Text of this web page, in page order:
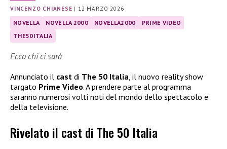
VINCENZO CHIANESE | 12 MARZO 2026
NOVELLA NOVELLA 2000 NOVELLA2000
PRIME VIDEO
THE50ITALIA
Ecco chi ci sarà
Annunciato il cast di The 50 Italia, il nuovo reality show
targato Prime Video. A prendere parte al programma
saranno numerosi volti noti del mondo dello spettacolo e
della televisione.
Rivelato il cast di The 50 Italia